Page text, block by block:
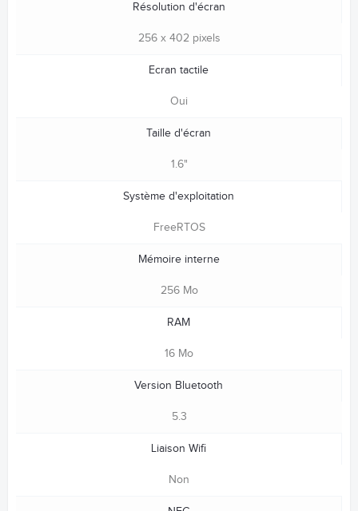
Résolution d'écran
256 x 402 pixels
Ecran tactile
Oui
Taille d'écran
1.6"
Système d'exploitation
FreeRTOS
Mémoire interne
256 Mo
RAM
16 Mo
Version Bluetooth
5.3
Liaison Wifi
Non